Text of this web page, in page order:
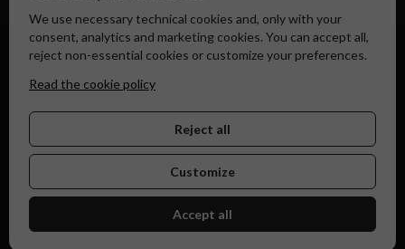
We use necessary technical cookies and, only with your
consent, analytics and marketing cookies. You can accept all,
reject non-essential cookies or customize your preferences.
Read the cookie policy
Reject all
Customize
Accept all
Canapa Market - Il tuo Shop di Fiducia dal 2018